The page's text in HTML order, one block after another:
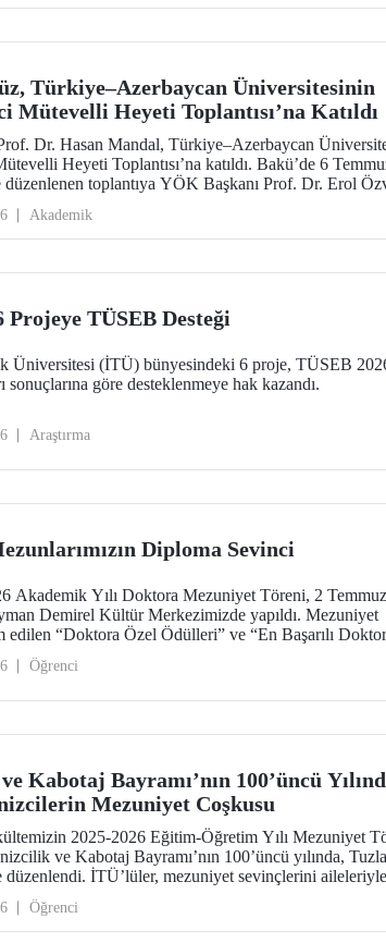
Türkiye–Azerbaycan Üniversitesinin
Mütevelli Heyeti Toplantısı’na Katıldı
Dr. Hasan Mandal, Türkiye–Azerbaycan
Heyeti Toplantısı’na katıldı. Bakü’de 6
düzenlenen toplantıya YÖK Başkanı Prof. Dr. Erol
Akademik
Projeye TÜSEB Desteği
Üniversitesi (İTÜ) bünyesindeki 6 proje, TÜSEB
sonuçlarına göre desteklenmeye hak kazandı.
Araştırma
Diploma Sevinci
Akademik Yılı Doktora Mezuniyet Töreni, 2
Demirel Kültür Merkezimizde yapıldı. Mezuniyet
edilen “Doktora Özel Ödülleri” ve “En Başarılı
Öğrenci
Kabotaj Bayramı’nın 100’üncü
Mezuniyet Coşkusu
2025-2026 Eğitim-Öğretim Yılı Mezuniyet
ve Kabotaj Bayramı’nın 100’üncü yılında, Tuzla
düzenlendi. İTÜ’lüler, mezuniyet sevinçlerini
Denizcilik alanındaki kamu, sivil toplum ve
ailesinin mezuniyet gururuna tanıklık etti.
Öğrenci